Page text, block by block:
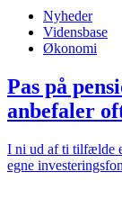
Nyheder
Vidensbase
Økonomi
Pas på
anbefaler
I ni ud af ti tilfælde
egne